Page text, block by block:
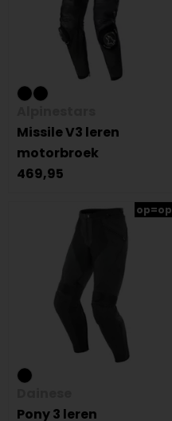
Missile V3 leren
motorbroek
469,95
op=op
Pony 3 leren